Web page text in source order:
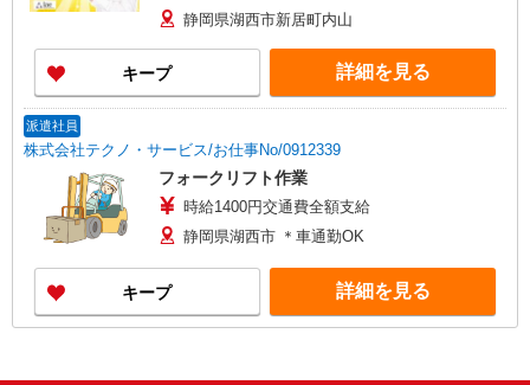
払 静岡県湖西市新居町内山
キープ 詳細を見る
派遣社員
株式会社テクノ・サービス/お仕事No/0912339
フォークリフト作業
時給1400円交通費全額支給
静岡県湖西市 ＊車通勤OK
キープ 詳細を見る